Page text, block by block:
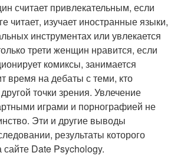
считает привлекательным, если
читает, изучает иностранные языки,
инструментах или увлекается
трети женщин нравится, если
комиксы, занимается
время на дебаты с теми, кто
точки зрения. Увлечение
играми и порнографией не
Эти и другие выводы
результаты которого
Date Psychology.